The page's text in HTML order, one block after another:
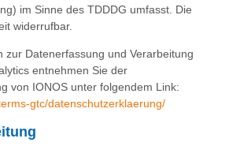
im Sinne des TDDDG umfasst. Die
widerrufbar.
zur Datenerfassung und Verarbeitung
entnehmen Sie der
von IONOS unter folgendem Link:
gtc/datenschutzerklaerung/